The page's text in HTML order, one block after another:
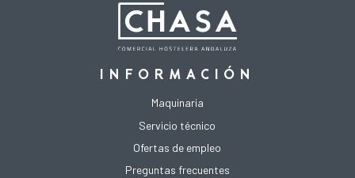
INFORMACIÓN
Maquinaria
Servicio técnico
Ofertas de empleo
Preguntas frecuentes